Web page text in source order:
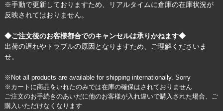
※手動で更新しておりますため、リアルタイムに倉庫の在庫状況が
反映されてはおりません。
◆ご注文後のお客様都合でのキャンセルは承りかねます◆
出荷の遅れやトラブルの原因となりますため、ご理解くださいま
せ。
※Not all products are available for shipping internationally. Sorry
※カートに商品をいれたのみでは在庫の確保はされておりません
ご注文のお手続きのあいだに他のお客様が入れ違いで購入された場合、ご
購入いただけなくなります